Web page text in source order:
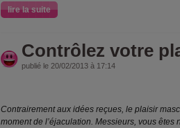
lire la suite
Contrôlez votre
publié le 20/02/2013 à 17:14
Contrairement aux idées reçues, le plaisir
moment de l’éjaculation. Messieurs, vous êtes